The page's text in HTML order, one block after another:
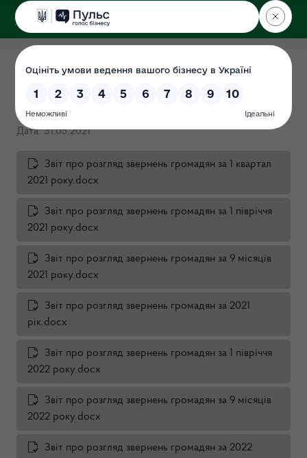
ДЕРЖЕКОІНСПЕКЦІЯ
Звіт про розгляд звернень
громадян
Дата: 31.05.2021
Звіт про розгляд звернень громадян за 1 квартал
2021 року.docx
Звіт про розгляд звернень громадян за 1 півріччя
2021 року.docx
Звіт про розгляд звернень громадян за 9 місяців
2021 року.docx
Звіт про розгляд звернень громадян за 2021
рік.docx
Звіт про розгляд звернень громадян за 1 півріччя
2022 року.docx
Звіт про розгляд звернень громадян за 9 місяців
2022 року.docx
Звіт про розгляд звернень громадян за 2022